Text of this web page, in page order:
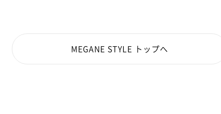
理翔/rishang
MEGANE STYLE トップへ